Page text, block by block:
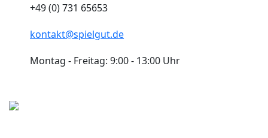
+49 (0) 731 65653
kontakt@spielgut.de
Montag - Freitag: 9:00 - 13:00 Uhr